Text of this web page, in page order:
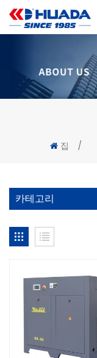
집 /
카테고리